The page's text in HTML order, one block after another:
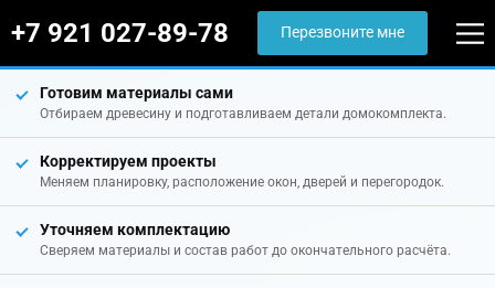
+7 921 027-89-78 Перезвоните мне
Готовим материалы сами
Отбираем древесину и подготавливаем детали домокомплекта.
Корректируем проекты
Меняем планировку, расположение окон, дверей и перегородок.
Уточняем комплектацию
Сверяем материалы и состав работ до окончательного расчёта.